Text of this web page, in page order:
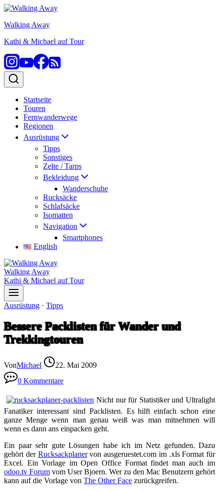
Zum
springen
Walking Away
Kathi & Michael auf Tour
Startseite
Touren
Fernwanderwege
Regionen
Ausrüstung
Tipps
Sonstiges
Zelte / Tarps
Bekleidung
Wanderschuhe
Rucksäcke
Schlafsäcke
Isomatten
Navigation
Smartphones
English
Walking Away
Kathi & Michael auf Tour
Ausrüstung · Tipps
Bessere Packlisten für Wander und
Trekkingtouren
VonMichael
22. Mai 2009
0 Kommentare
Nicht nur für Statistiker und Ultralight
Fanatiker interessant sind Packlisten. Es hilft einfach schon eine
ganze Menge wenn man genau weiß was man mitnehmen will
wenn es dann ans einpacken geht.
Ein paar sehr gute Lösungen habe ich im Netz gefunden. Dazu
gehört der Rucksackplanervon ausgeruestet.com im .xls Format für
Excel. Ein Vorlage im Open Office Format findet man auch im
odoo.tv Forum vom User Bjoern. Wer zu den Mac Benutzern gehört
kann auf die Vorlage von The Other Face zurückgreifen.